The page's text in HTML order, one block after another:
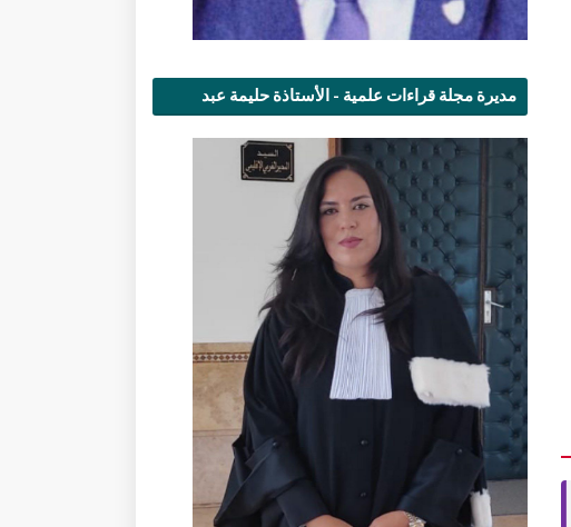
مديرة مجلة قراءات علمية - الأستاذة حليمة عبد